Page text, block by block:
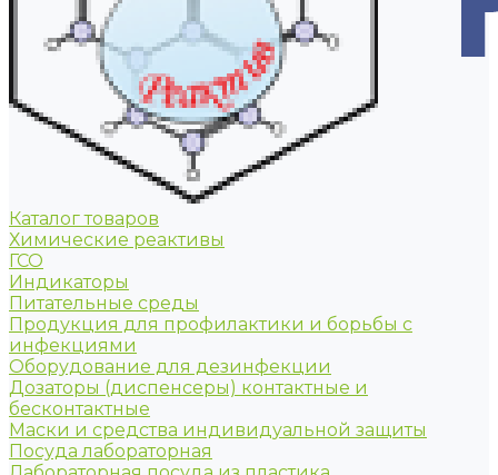
Каталог товаров
Химические реактивы
ГСО
Индикаторы
Питательные среды
Продукция для профилактики и борьбы с
инфекциями
Оборудование для дезинфекции
Дозаторы (диспенсеры) контактные и
бесконтактные
Маски и средства индивидуальной защиты
Посуда лабораторная